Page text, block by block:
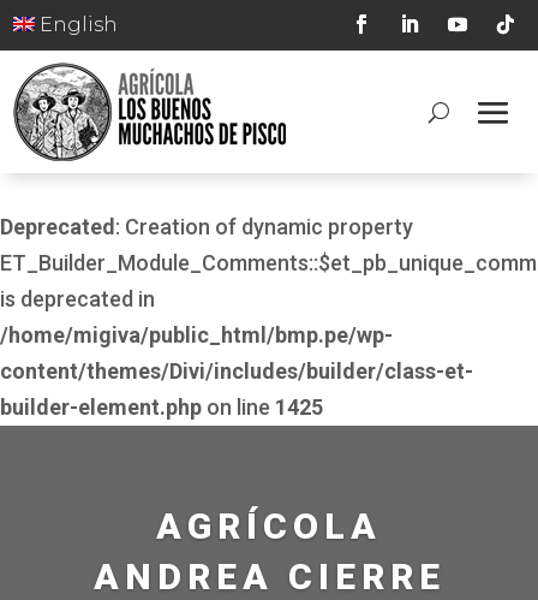
English
Deprecated : Creation of dynamic property
is deprecated in
/home/migiva/public_html/bmp.pe/wp-
content/themes/Divi/includes/builder/class-et-
builder-element.php on line 1425
AGRÍCOLA
ANDREA CIERRE